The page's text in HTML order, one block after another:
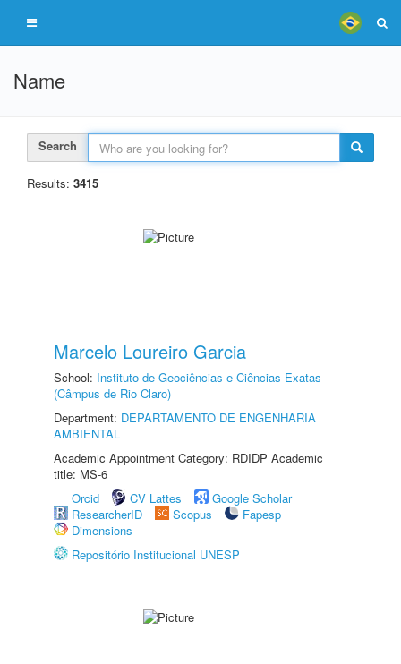
Name
Search
Results: 3415
Marcelo Loureiro Garcia
School: Instituto de Geociências e Ciências Exatas
(Câmpus de Rio Claro)
Department: DEPARTAMENTO DE ENGENHARIA
AMBIENTAL
Academic Appointment Category: RDIDP Academic
title: MS-6
Orcid
CV Lattes
Google Scholar
ResearcherID
Scopus
Fapesp
Dimensions
Repositório Institucional UNESP